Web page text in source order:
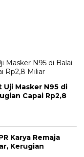
Uji Masker N95 di
Capai Rp2,8
Karya Remaja
Kerugian